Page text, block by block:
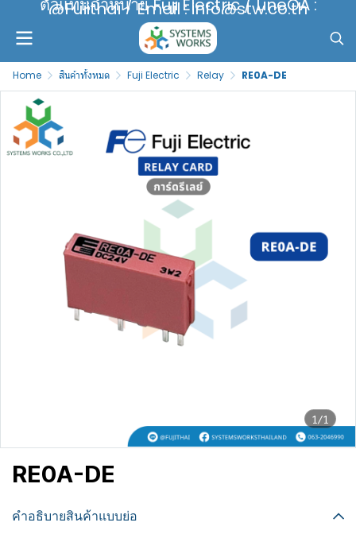
ตัวแทนจำหน่าย Fuji Electric / LineOA :
@Fujithai / Email : info@stw.co.th
Home สินค้าทั้งหมด Fuji Electric Relay RE0A-DE
1/1
RE0A-DE
คำอธิบายสินค้าแบบย่อ